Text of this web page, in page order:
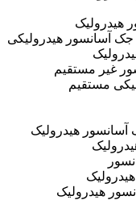
هیدرولیک
جک آسانسور هیدرولیکی
غیر مستقیم
مستقیم
آسانسور هیدرولیک
هیدرولیک